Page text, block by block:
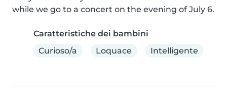
while we go to a concert on the evening of July 6.
Caratteristiche dei bambini
Curioso/a
Loquace Intelligente